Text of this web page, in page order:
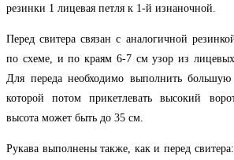
резинки 1 лицевая петля к 1-й изнаночной.
Перед свитера связан с аналогичной
по схеме, и по краям 6-7 см узор из
Для переда необходимо выполнить
которой потом прикетлевать высокий
высота может быть до 35 см.
Рукава выполнены также, как и перед